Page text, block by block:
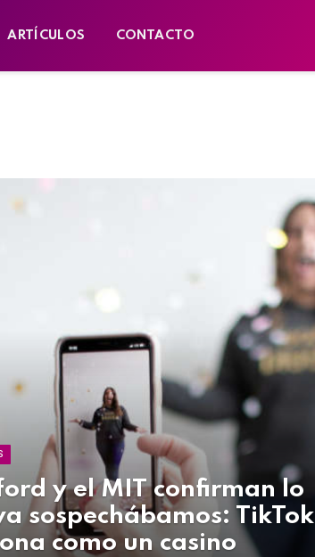
ARTÍCULOS CONTACTO
y el MIT confirman lo
sospechábamos: TikTok
como un casino